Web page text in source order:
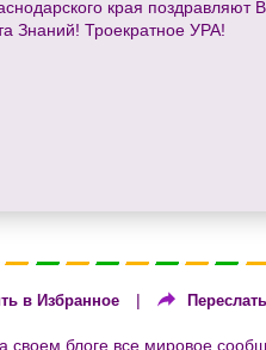
края поздравляют
Знаний! Троекратное УРА!
в Избранное |
блоге все мировое